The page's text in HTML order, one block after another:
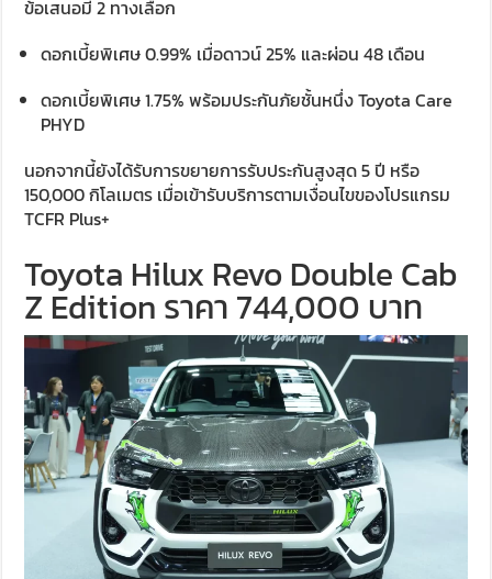
ข้อเสนอมี 2 ทางเลือก
ดอกเบี้ยพิเศษ 0.99% เมื่อดาวน์ 25% และผ่อน 48 เดือน
ดอกเบี้ยพิเศษ 1.75% พร้อมประกันภัยชั้นหนึ่ง Toyota Care
PHYD
นอกจากนี้ยังได้รับการขยายการรับประกันสูงสุด 5 ปี หรือ
150,000 กิโลเมตร เมื่อเข้ารับบริการตามเงื่อนไขของโปรแกรม
TCFR Plus+
Toyota Hilux Revo Double Cab
Z Edition ราคา 744,000 บาท